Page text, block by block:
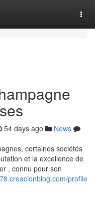
54 days ago
News
certaines sociétés
et la excellence de
, connu pour son
profile